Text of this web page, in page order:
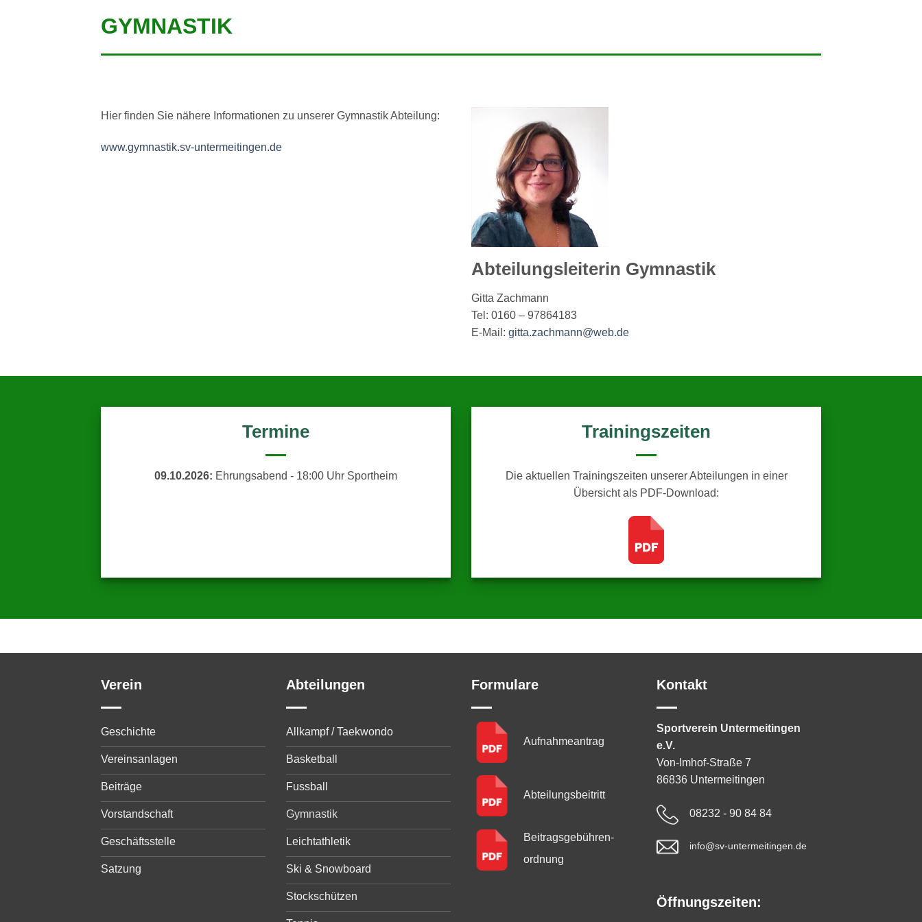
GYMNASTIK
Hier finden Sie nähere Informationen zu unserer Gymnastik Abteilung:
www.gymnastik.sv-untermeitingen.de
Abteilungsleiterin Gymnastik
Gitta Zachmann
Tel: 0160 – 97864183
E-Mail: gitta.zachmann@web.de
Termine
09.10.2026: Ehrungsabend - 18:00 Uhr Sportheim
Trainingszeiten
Die aktuellen Trainingszeiten unserer Abteilungen in einer
Übersicht als PDF-Download:
Verein
Geschichte
Vereinsanlagen
Beiträge
Vorstandschaft
Geschäftsstelle
Satzung
Abteilungen
Allkampf / Taekwondo
Basketball
Fussball
Gymnastik
Leichtathletik
Ski & Snowboard
Stockschützen
Formulare
Aufnahmeantrag
Abteilungsbeitritt
Beitragsgebühren­
ordnung
Kontakt
Sportverein Untermeitingen
e.V.
Von-Imhof-Straße 7
86836 Untermeitingen
08232 - 90 84 84
info@sv-untermeitingen.de
Öffnungszeiten: